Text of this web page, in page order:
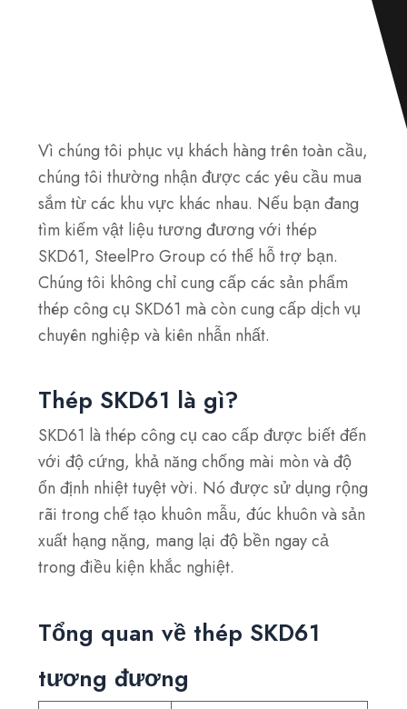
Vì chúng tôi phục vụ khách hàng trên toàn cầu,
chúng tôi thường nhận được các yêu cầu mua
sắm từ các khu vực khác nhau. Nếu bạn đang
tìm kiếm vật liệu tương đương với thép
SKD61, SteelPro Group có thể hỗ trợ bạn.
Chúng tôi không chỉ cung cấp các sản phẩm
thép công cụ SKD61 mà còn cung cấp dịch vụ
chuyên nghiệp và kiên nhẫn nhất.
Thép SKD61 là gì?
SKD61 là thép công cụ cao cấp được biết đến
với độ cứng, khả năng chống mài mòn và độ
ổn định nhiệt tuyệt vời. Nó được sử dụng rộng
rãi trong chế tạo khuôn mẫu, đúc khuôn và sản
xuất hạng nặng, mang lại độ bền ngay cả
trong điều kiện khắc nghiệt.
Tổng quan về thép SKD61
tương đương